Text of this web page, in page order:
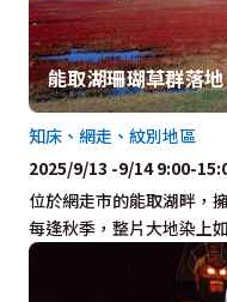
能取湖珊瑚草群落
位於網走市的能取湖畔，
每逢秋季，整片大地染上
知床、網走、紋別地區
2025/9/13 -9/14 9:00-